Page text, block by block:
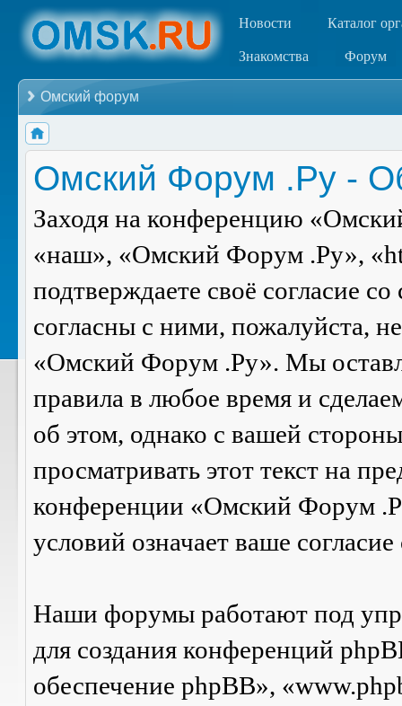
Новости Каталог
Знакомства Форум
Омский форум
Омский Форум .Ру -
Заходя на конференцию
«наш», «Омский Форум .Ру»,
подтверждаете своё согласие
согласны с ними, пожалуйста,
«Омский Форум .Ру». Мы
правила в любое время и
об этом, однако с вашей
просматривать этот текст на
конференции «Омский Форум
условий означает ваше
Наши форумы работают под
для создания конференций
обеспечение phpBB»,